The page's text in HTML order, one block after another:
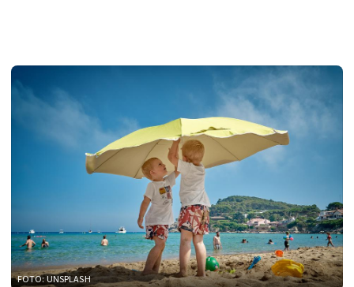
FOTO: UNSPLASH